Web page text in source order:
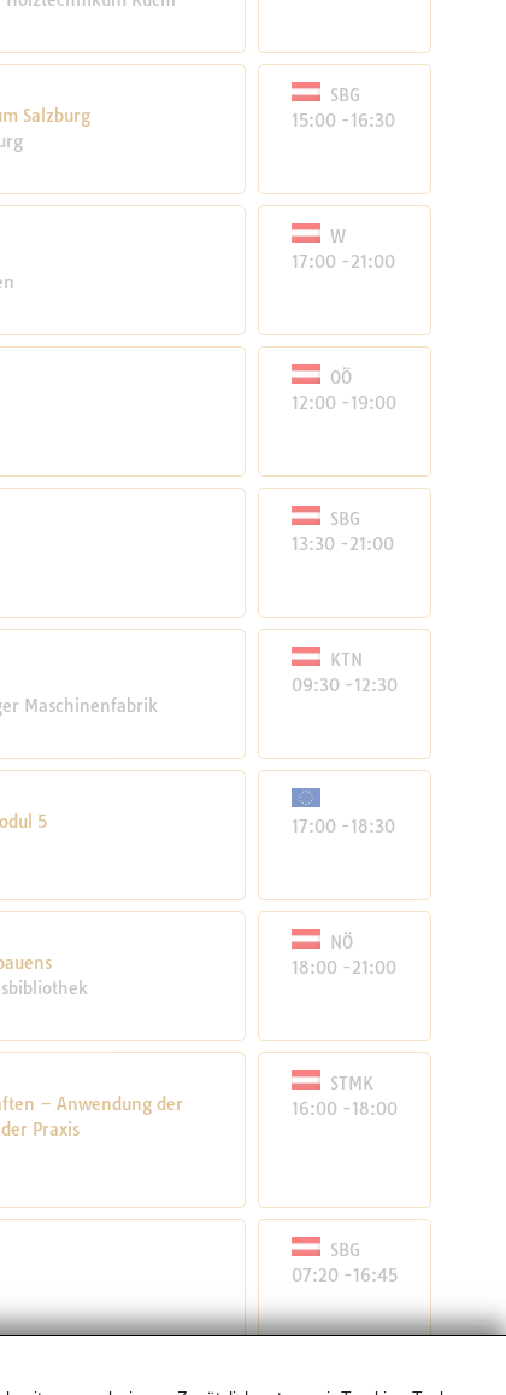
Salzburg
SBG
15:00 -16:30
W
17:00 -21:00
OÖ
12:00 -19:00
SBG
13:30 -21:00
Maschinenfabrik
KTN
09:30 -12:30
5
17:00 -18:30
NÖ
18:00 -21:00
– Anwendung der
Praxis
STMK
16:00 -18:00
SBG
07:20 -16:45